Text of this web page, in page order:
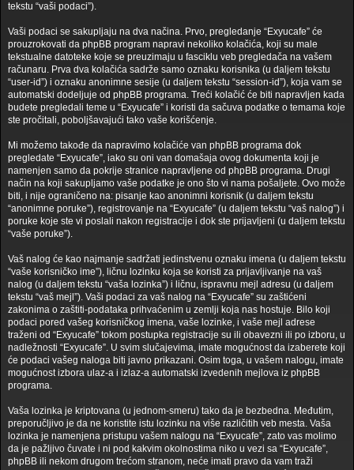
tekstu “vaši podaci”).
Vaši podaci se sakupljaju na dva načina. Prvo, pregledanje “Exyucafe” će
prouzrokovati da phpBB program napravi nekoliko kolačića, koji su male
tekstualne datoteke koje se preuzimaju u fasciklu veb pregledača na vašem
računaru. Prva dva kolačića sadrže samo oznaku korisnika (u daljem tekstu
“user-id”) i oznaku anonimne sesije (u daljem tekstu “session-id”), koja vam se
automatski dodeljuje od phpBB programa. Treći kolačić će biti napravljen kada
budete pregledali teme u “Exyucafe” i koristi da sačuva podatke o temama koje
ste pročitali, poboljšavajući tako vaše korišćenje.
Mi možemo takođe da napravimo kolačiće van phpBB programa dok
pregledate “Exyucafe”, iako su oni van domašaja ovog dokumenta koji je
namenjen samo da pokrije stranice napravljene od phpBB programa. Drugi
način na koji sakupljamo vaše podatke je ono što vi nama pošaljete. Ovo može
biti, i nije ograničeno na: pisanje kao anonimni korisnik (u daljem tekstu
“anonimne poruke”), registrovanje na “Exyucafe” (u daljem tekstu “vaš nalog”) i
poruke koje ste vi poslali nakon registracije i dok ste prijavljeni (u daljem tekstu
“vaše poruke”).
Vaš nalog će kao najmanje sadržati jedinstvenu oznaku imena (u daljem tekstu
“vaše korisničko ime”), ličnu lozinku koja se koristi za prijavljivanje na vaš
nalog (u daljem tekstu “vaša lozinka”) i ličnu, ispravnu mejl adresu (u daljem
tekstu “vaš mejl”). Vaši podaci za vaš nalog na “Exyucafe” su zaštićeni
zakonima o zaštiti-podataka prihvaćenim u zemlji koja nas hostuje. Bilo koji
podaci pored vašeg korisničkog imena, vaše lozinke, i vaše mejl adrese
traženi od “Exyucafe” tokom postupka registracije su ili obavezni ili po izboru, u
nadležnosti “Exyucafe”. U svim slučajevima, imate mogućnost da izaberete koji
će podaci vašeg naloga biti javno prikazani. Osim toga, u vašem nalogu, imate
mogućnost izbora ulaz-a i izlaz-a automatski izvedenih mejlova iz phpBB
programa.
Vaša lozinka je kriptovana (u jednom-smeru) tako da je bezbedna. Međutim,
preporučljivo je da ne koristite istu lozinku na više različitih veb mesta. Vaša
lozinka je namenjena pristupu vašem nalogu na “Exyucafe”, zato vas molimo
da je pažljivo čuvate i ni pod kakvim okolnostima niko u vezi sa “Exyucafe”,
phpBB ili nekom drugom trećom stranom, neće imati pravo da vam traži